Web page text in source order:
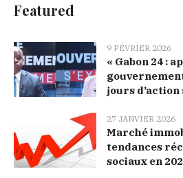
Featured
9 FÉVRIER 2026
« Gabon 24 :
jours d’action
27 JANVIER 2026
Marché
tendances
sociaux en